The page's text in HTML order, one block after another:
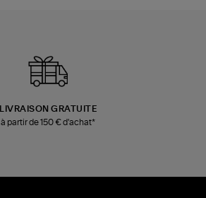
LIVRAISON GRATUITE
à partir de 150 € d'achat*